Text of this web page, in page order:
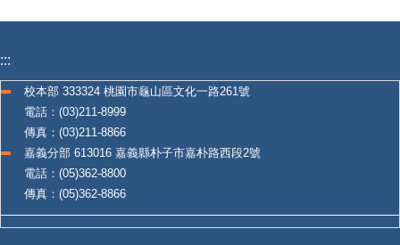
:::
校本部 333324 桃園市龜山區文化一路261號
電話：(03)211-8999
傳真：(03)211-8866
嘉義分部 613016 嘉義縣朴子市嘉朴路西段2號
電話：(05)362-8800
傳真：(05)362-8866